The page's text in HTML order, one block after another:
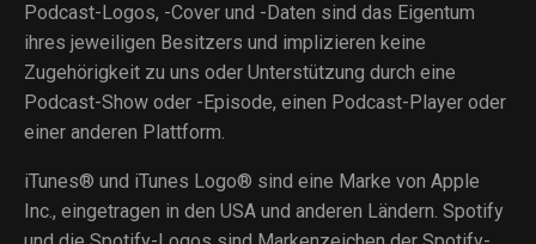
Podcast-Logos, -Cover und -Daten sind das Eigentum
ihres jeweiligen Besitzers und implizieren keine
Zugehörigkeit zu uns oder Unterstützung durch eine
Podcast-Show oder -Episode, einen Podcast-Player oder
einer anderen Plattform.
iTunes® und iTunes Logo® sind eine Marke von Apple
Inc., eingetragen in den USA und anderen Ländern. Spotify